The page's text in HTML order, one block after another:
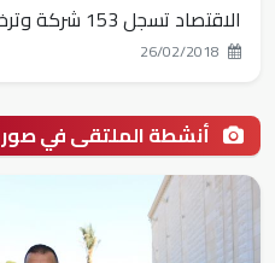
الاقتصاد تسجل 153 شركة وترخص 16 مصنعا خلال شهر
أنشطة الملتقى في صور